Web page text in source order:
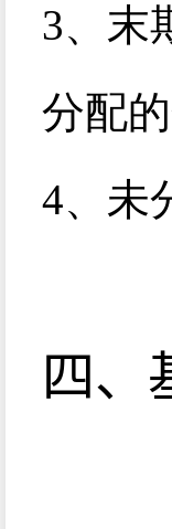
3、末
分配的
4、未
四、